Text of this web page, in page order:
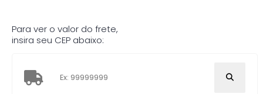
Para ver o valor do frete,
insira seu CEP abaixo: